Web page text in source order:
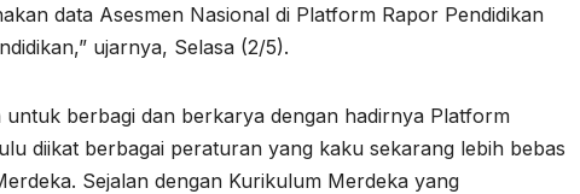
data Asesmen Nasional di Platform Rapor Pendidikan
ujarnya, Selasa (2/5).
berbagi dan berkarya dengan hadirnya Platform
diikat berbagai peraturan yang kaku sekarang lebih bebas
Sejalan dengan Kurikulum Merdeka yang